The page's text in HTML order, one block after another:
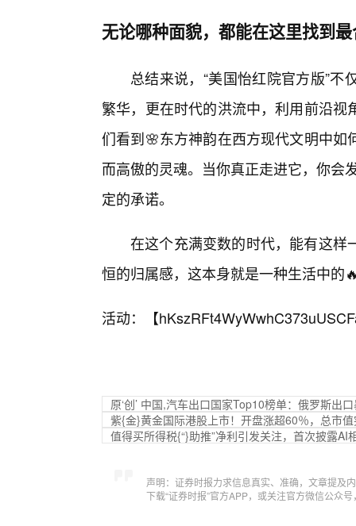
无论哪种面貌，都能在这里找到
总结来说，“美国怡红院官方版”
繁华，更在时代的洪流中，利用前沿
们看到🌸东方神韵在西方现代文明中
而高傲的灵魂。当你真正走进它，你会
定的承诺。
在这个充满变数的时代，能有这样
恒的归属感，这本身就是一种生活中的
活动：【
原‘创’ 中国,汽车出口国家Top10榜单：俄罗斯出
紫{金}黄金国际港股上市！开盘涨超60％，总市
值得买所得税{“}助推”净利引发关注，首次披露AI
声明：证券时报力求信息真实、准确，文章提及
下载“证券时报”官方APP，或关注官方微信公众